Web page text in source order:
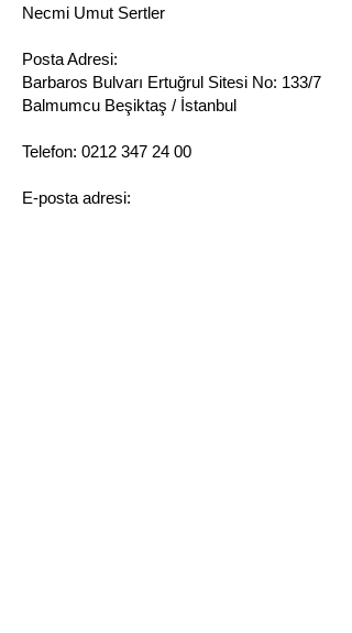
Necmi Umut Sertler
Posta Adresi:
Barbaros Bulvarı Ertuğrul Sitesi No: 133/7
Balmumcu Beşiktaş / İstanbul
Telefon: 0212 347 24 00
E-posta adresi: